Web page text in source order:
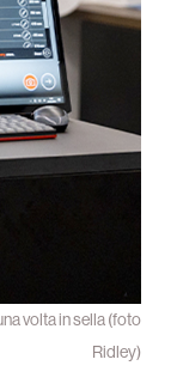
volta in sella (foto
Ridley)